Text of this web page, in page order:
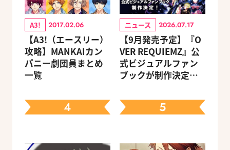
A3! 2017.02.06
【A3!（エースリー）
攻略】MANKAIカン
パニー劇団員まとめ
一覧
ニュース 2026.07.17
【9月発売予定】『O
VER REQUIEMZ』公
式ビジュアルファン
ブックが制作決定！
る豪華グッズ付き限
定セットも同時発売
4 5